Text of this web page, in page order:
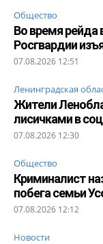
Общество
Во время рейда
Росгвардии
07.08.2026 12:51
Ленинградская
Жители
лисичками в
07.08.2026 12:30
Общество
Криминалист
побега семьи
07.08.2026 12:12
Новости